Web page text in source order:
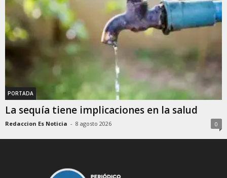
comunidades como norte| ES Noticia PR
25:42
Entrenamiento militar en Arroyo
RENUNCIA SORPRESIVA del alcalde de JUANA DÍAZ |
ES Noticia PR
44:19
PORTADA
La sequía tiene implicaciones en la salud
Redaccion Es Noticia - 8 agosto 2026 0